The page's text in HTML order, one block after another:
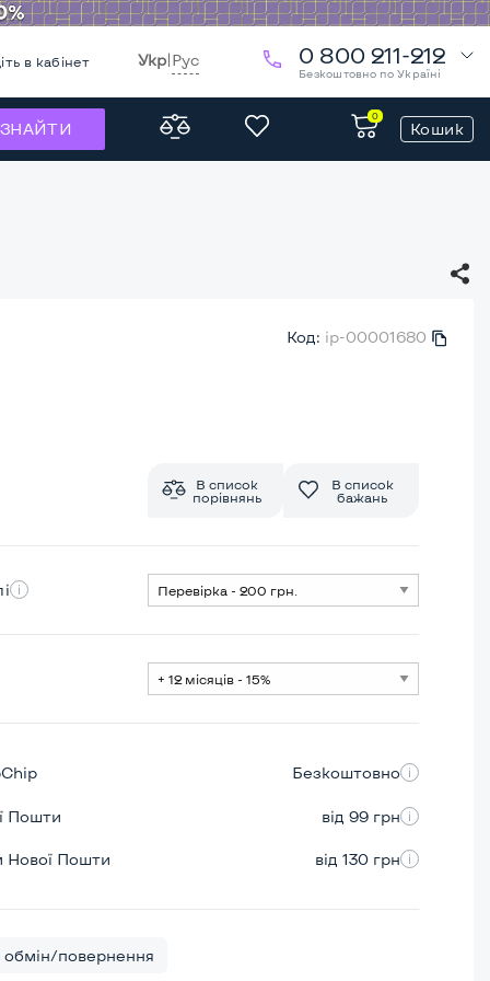
в кабінет Укр|Рус 0 800 211-212
Безкоштовно по Україні
ЗНАЙТИ
0
Кошик
Код: ip-00001680
В список
порівнянь
В список
бажань
Безкоштовно
Пошти від 99 грн
Нової Пошти від 130 грн
обмін/повернення